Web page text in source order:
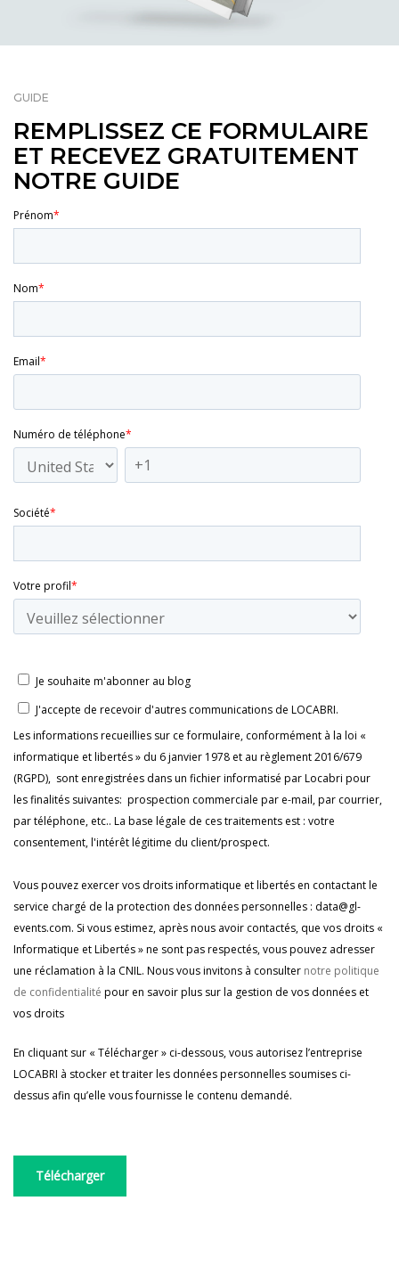
GUIDE
REMPLISSEZ CE FORMULAIRE
ET RECEVEZ GRATUITEMENT
NOTRE GUIDE
Prénom*
Nom*
Email*
Numéro de téléphone*
Société*
Votre profil*
Je souhaite m'abonner au blog
J'accepte de recevoir d'autres communications de LOCABRI.
Les informations recueillies sur ce formulaire, conformément à la loi «
informatique et libertés » du 6 janvier 1978 et au règlement 2016/679
(RGPD), sont enregistrées dans un fichier informatisé par Locabri pour
les finalités suivantes: prospection commerciale par e-mail, par courrier,
par téléphone, etc.. La base légale de ces traitements est : votre
consentement, l'intérêt légitime du client/prospect.
Vous pouvez exercer vos droits informatique et libertés en contactant le
service chargé de la protection des données personnelles : data@gl-
events.com. Si vous estimez, après nous avoir contactés, que vos droits «
Informatique et Libertés » ne sont pas respectés, vous pouvez adresser
une réclamation à la CNIL. Nous vous invitons à consulter notre politique
de confidentialité pour en savoir plus sur la gestion de vos données et
vos droits
En cliquant sur « Télécharger » ci-dessous, vous autorisez l’entreprise
LOCABRI à stocker et traiter les données personnelles soumises ci-
dessus afin qu’elle vous fournisse le contenu demandé.